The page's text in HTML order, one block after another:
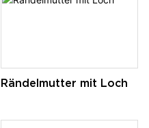
Rändelmutter mit Loch